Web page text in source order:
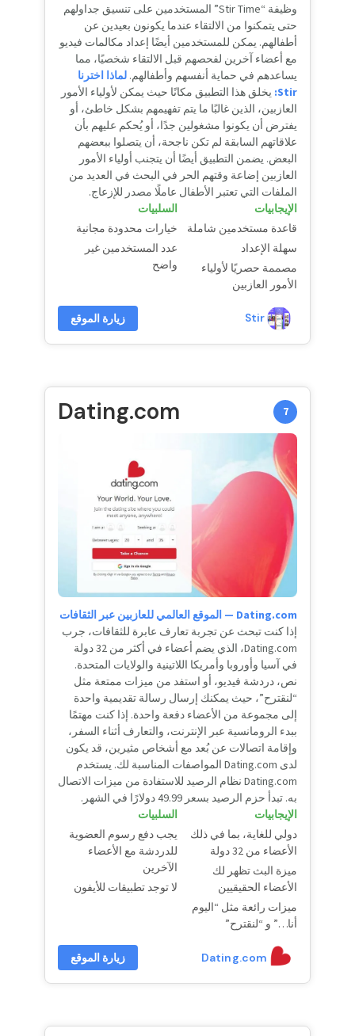
وظيفة “Stir Time” المستخدمين على تنسيق جداولهم
حتى يتمكنوا من الالتقاء عندما يكونون بعيدين عن
أطفالهم. يمكن للمستخدمين أيضًا إعداد مكالمات فيديو
مع أعضاء آخرين لفحصهم قبل الالتقاء شخصيًا، مما
يساعدهم في حماية أنفسهم وأطفالهم. لماذا اخترنا
Stir: يخلق هذا التطبيق مكانًا حيث يمكن لأولياء الأمور
العازبين، الذين غالبًا ما يتم تفهيمهم بشكل خاطئ، أو
يفترض أن يكونوا مشغولين جدًا، أو يُحكم عليهم بأن
علاقاتهم السابقة لم تكن ناجحة، أن يتصلوا ببعضهم
البعض. يضمن التطبيق أيضًا أن يتجنب أولياء الأمور
العازبين إضاعة وقتهم الحر في البحث في العديد من
الملفات التي تعتبر الأطفال عاملًا مصدر للإزعاج.
الإيجابيات
قاعدة مستخدمين شاملة
سهلة الإعداد
مصممة حصريًا لأولياء
الأمور العازبين
السلبيات
خيارات محدودة مجانية
عدد المستخدمين غير
واضح
Stir زيارة الموقع
7
Dating.com
Dating.com — الموقع العالمي للعازبين عبر الثقافات
إذا كنت تبحث عن تجربة تعارف عابرة للثقافات، جرب
Dating.com، الذي يضم أعضاء في أكثر من 32 دولة
في آسيا وأوروبا وأمريكا اللاتينية والولايات المتحدة.
نص، دردشة فيديو، أو استفد من ميزات ممتعة مثل
“لنقترح”، حيث يمكنك إرسال رسالة تقديمية واحدة
إلى مجموعة من الأعضاء دفعة واحدة. إذا كنت مهتمًا
ببدء الرومانسية عبر الإنترنت، والتعارف أثناء السفر،
وإقامة اتصالات عن بُعد مع أشخاص مثيرين، قد يكون
لدى Dating.com المواصفات المناسبة لك. يستخدم
Dating.com نظام الرصيد للاستفادة من ميزات الاتصال
به. تبدأ حزم الرصيد بسعر 49.99 دولارًا في الشهر.
الإيجابيات
دولي للغاية، بما في ذلك
الأعضاء من 32 دولة
ميزة البث تظهر لك
الأعضاء الحقيقيين
ميزات رائعة مثل “اليوم
أنا…” و “لنقترح”
السلبيات
يجب دفع رسوم العضوية
للدردشة مع الأعضاء
الآخرين
لا توجد تطبيقات للأيفون
Dating.com زيارة الموقع